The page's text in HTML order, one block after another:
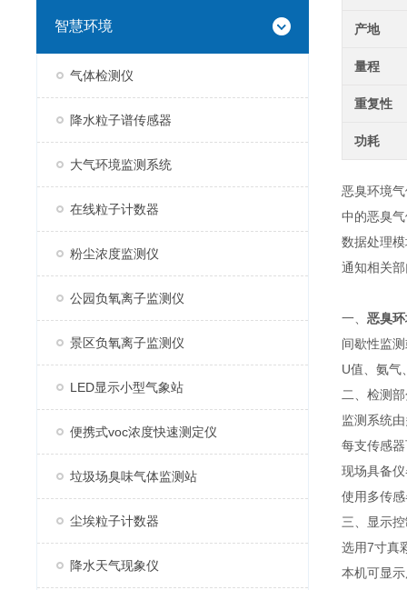
智慧环境
气体检测仪
降水粒子谱传感器
大气环境监测系统
在线粒子计数器
粉尘浓度监测仪
公园负氧离子监测仪
景区负氧离子监测仪
LED显示小型气象站
便携式voc浓度快速测定仪
垃圾场臭味气体监测站
尘埃粒子计数器
降水天气现象仪
产地
量程
重复性
功耗
恶臭环境
中的恶臭
数据处理
通知相关
一、 恶臭
间歇性监
U值、氨气
二、检测
监测系统
每支传感
现场具备
使用多传
三、显示
选用7寸真
本机可显